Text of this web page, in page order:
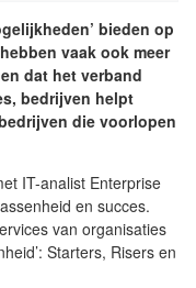
bieden op
vaak ook meer
dat het verband
bedrijven helpt
die voorlopen
IT-analist Enterprise
en succes.
van organisaties
Starters, Risers en